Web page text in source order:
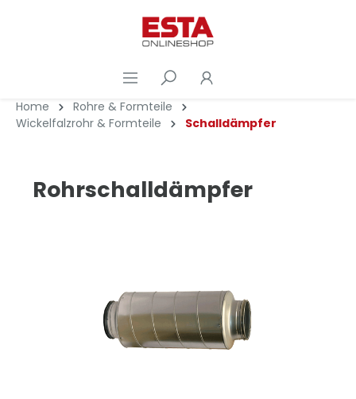
Home
Rohre & Formteile
Wickelfalzrohr & Formteile
Schalldämpfer
Rohrschalldämpfer